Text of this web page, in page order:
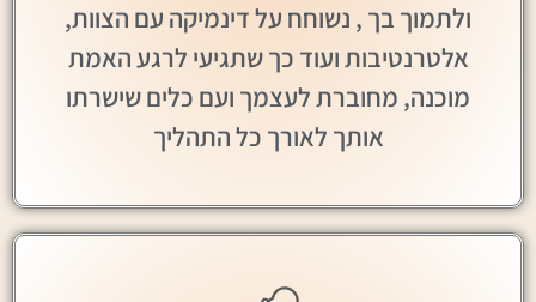
ולתמוך בך , נשוחח על דינמיקה עם הצוות,
אלטרנטיבות ועוד כך שתגיעי לרגע האמת
מוכנה, מחוברת לעצמך ועם כלים שישרתו
אותך לאורך כל התהליך